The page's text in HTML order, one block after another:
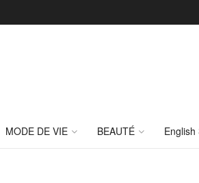
MODE DE VIE BEAUTÉ English